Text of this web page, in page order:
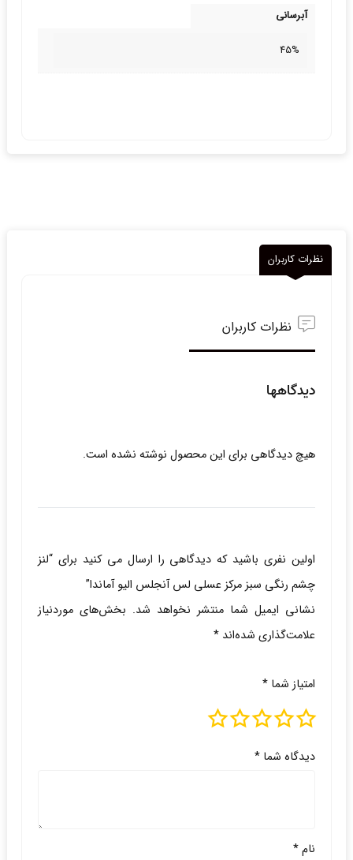
آبرسانی
45%
نظرات کاربران
نظرات کاربران
دیدگاهها
هیچ دیدگاهی برای این محصول نوشته نشده است.
اولین نفری باشید که دیدگاهی را ارسال می کنید برای “لنز
چشم رنگی سبز مرکز عسلی لس آنجلس الیو آماندا”
نشانی ایمیل شما منتشر نخواهد شد. بخش‌های موردنیاز
علامت‌گذاری شده‌اند *
امتیاز شما *
دیدگاه شما *
نام*